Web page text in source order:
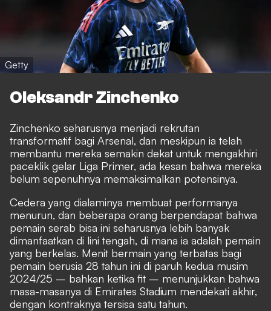
Getty
Oleksandr Zinchenko
Zinchenko seharusnya menjadi rekrutan
transformatif bagi Arsenal, dan meskipun ia telah
membantu mereka semakin dekat untuk mengakhiri
paceklik gelar Liga Primer, ada kesan bahwa mereka
belum sepenuhnya memaksimalkan potensinya.
Cedera yang dialaminya membuat performanya
menurun, dan beberapa orang berpendapat bahwa
pemain serab bisa ini seharusnya lebih banyak
dimanfaatkan di lini tengah, di mana ia adalah pemain
yang berkelas. Menit bermain yang terbatas bagi
pemain berusia 28 tahun ini di paruh kedua musim
2024/25 – bahkan ketika fit – menunjukkan bahwa
masa-masanya di Emirates Stadium mendekati akhir,
dengan kontraknya tersisa satu tahun.